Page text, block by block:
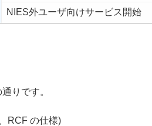
NIES外ユーザ向けサービス開始
りです。
RCF の仕様)